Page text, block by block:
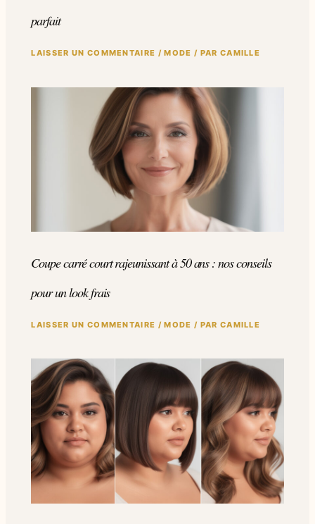
parfait
LAISSER UN COMMENTAIRE /MODE / PAR CAMILLE
Coupe carré court rajeunissant à 50 ans : nos conseils
pour un look frais
LAISSER UN COMMENTAIRE /MODE / PAR CAMILLE